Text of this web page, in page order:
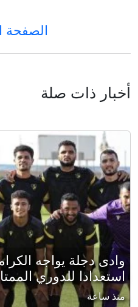
الصفحة
أخبار ذات صلة
وادى دجلة يواجه
استعدادا للدوري
منذ ساعة